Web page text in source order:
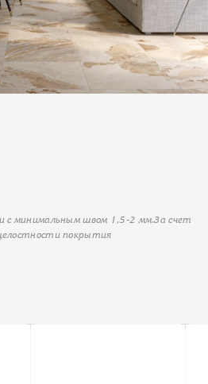
с минимальным швом 1,5-2 мм.За счет
покрытия